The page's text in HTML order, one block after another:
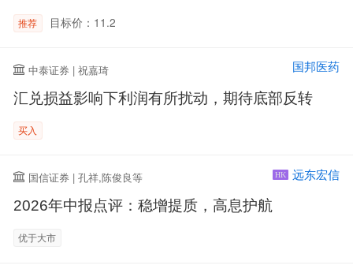
推荐 目标价：11.2
中泰证券 | 祝嘉琦 国邦医药
汇兑损益影响下利润有所扰动，期待底部反转
买入
国信证券 | 孔祥,陈俊良等 HK 远东宏信
2026年中报点评：稳增提质，高息护航
优于大市